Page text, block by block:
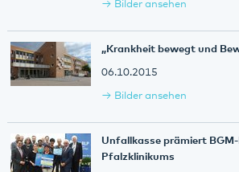
Bilder ansehen
„Krankheit bewegt und
06.10.2015
Bilder ansehen
Unfallkasse prämiert
Pfalzklinikums